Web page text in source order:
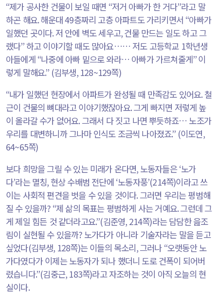
“제가 공사한 건물이 보일 때면 “저거 아빠가 한 거다”라고 말
하곤 해요.해운대49층짜리 고층 아파트도 가리키면서 “아빠가
일했던 곳이다. 저 안에 벽도 세우고,건물 만드는 일도 하고 그
랬다”하고 이야기할 때도 많아요…… 저도 고등학교 1학년생
아들에게 “나중에 아빠 밑으로 와라… 아빠가 가르쳐줄게”이
렇게 말해요.” (김부생, 128~129쪽)
“내가 일했던 현장에서 아파트가 완성될 때 만족감도 있어요. 철
근이 건물의 뼈대라고 이야기했잖아요.그게 빠지면 저렇게 높
이 올라갈 수가 없어요. 그래서 다 짓고 나면 뿌듯하죠… 노조가
우리를 대변하니까 그나마 인식도 조금씩 나아졌죠.” (이도연,
64~65쪽)
보다 희망을 그릴 수 있는 미래가 온다면, 노동자들은‘노가
다’라는 멸칭, 현상 수배범 전단에 ‘노동자풍’(214쪽)이라고 쓰
이는 사회적 편견을 벗을 수 있을 것이다. 그러면 우리는 평범해
질 수 있을까? “제 삶의 목표는 평범하게 사는 거예요.그런데 그
게 제일 힘든 것 같더라고요.”(김준영, 214쪽)라는 담담한 읊조
림이 실현될 수 있을까? 노가다가 아니라 기술자라는 말을 듣고
싶었다(김부생, 128쪽)는 이들의 목소리,그러나 “오랫동안 노
가다였다가 이제는 노동자가 되나 했더니 도로 건폭이 되어버
렸습니다.”(김중근, 183쪽)라고 자조하는 것이 아직 오늘의 현
실이다.